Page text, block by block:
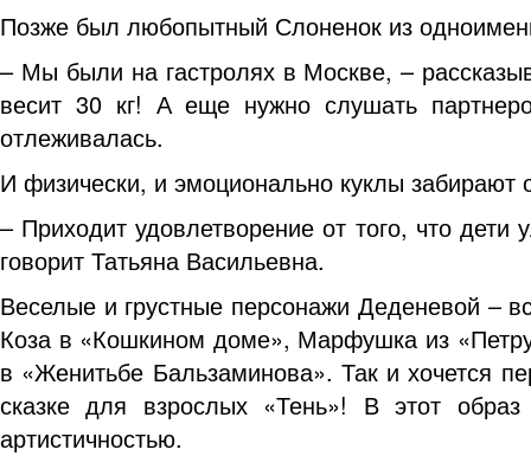
Позже был любопытный Слоненок из
– Мы были на гастролях в Москве, –
весит 30 кг! А еще нужно слушать
отлеживалась.
И физически, и эмоционально куклы забирают
– Приходит удовлетворение от того, что
говорит Татьяна Васильевна.
Веселые и грустные персонажи Деденевой –
Коза в «Кошкином доме», Марфушка из
в «Женитьбе Бальзаминова». Так и хочется
сказке для взрослых «Тень»! В этот
артистичностью.